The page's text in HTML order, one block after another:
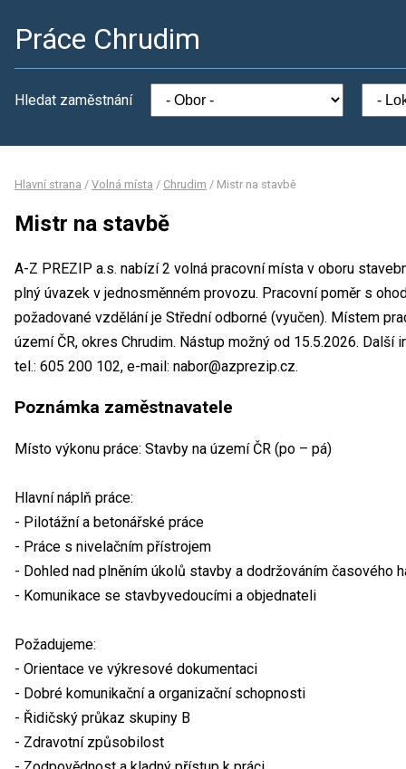
Práce Chrudim
Hledat zaměstnání
Hlavní strana / Volná místa / Chrudim / Mistr na stavbě
Mistr na stavbě
A-Z PREZIP a.s. nabízí 2 volná pracovní místa v oboru
plný úvazek v jednosměnném provozu. Pracovní poměr s
požadované vzdělání je Střední odborné (vyučen). Místem
území ČR, okres Chrudim. Nástup možný od 15.5.2026.
tel.: 605 200 102, e-mail: nabor@azprezip.cz.
Poznámka zaměstnavatele
Místo výkonu práce: Stavby na území ČR (po – pá)
Hlavní náplň práce:
- Pilotážní a betonářské práce
- Práce s nivelačním přístrojem
- Dohled nad plněním úkolů stavby a dodržováním časového
- Komunikace se stavbyvedoucími a objednateli
Požadujeme:
- Orientace ve výkresové dokumentaci
- Dobré komunikační a organizační schopnosti
- Řidičský průkaz skupiny B
- Zdravotní způsobilost